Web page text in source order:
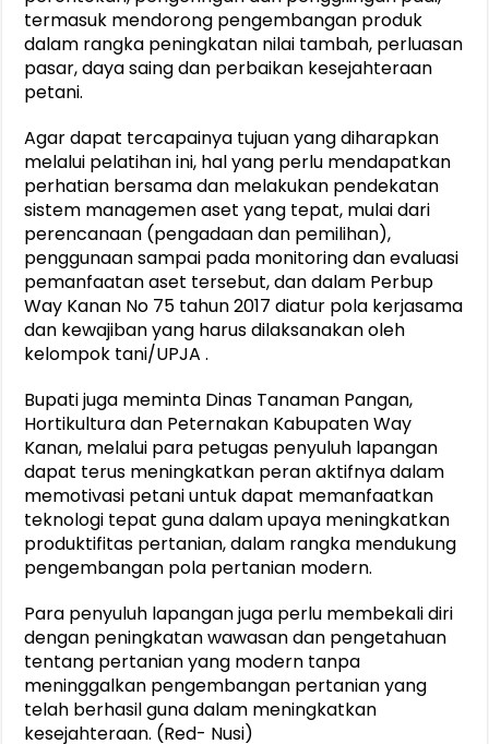
termasuk mendorong pengembangan produk
dalam rangka peningkatan nilai tambah, perluasan
pasar, daya saing dan perbaikan kesejahteraan
petani.
Agar dapat tercapainya tujuan yang diharapkan
melalui pelatihan ini, hal yang perlu mendapatkan
perhatian bersama dan melakukan pendekatan
sistem managemen aset yang tepat, mulai dari
perencanaan (pengadaan dan pemilihan),
penggunaan sampai pada monitoring dan evaluasi
pemanfaatan aset tersebut, dan dalam Perbup
Way Kanan No 75 tahun 2017 diatur pola kerjasama
dan kewajiban yang harus dilaksanakan oleh
kelompok tani/UPJA .
Bupati juga meminta Dinas Tanaman Pangan,
Hortikultura dan Peternakan Kabupaten Way
Kanan, melalui para petugas penyuluh lapangan
dapat terus meningkatkan peran aktifnya dalam
memotivasi petani untuk dapat memanfaatkan
teknologi tepat guna dalam upaya meningkatkan
produktifitas pertanian, dalam rangka mendukung
pengembangan pola pertanian modern.
Para penyuluh lapangan juga perlu membekali diri
dengan peningkatan wawasan dan pengetahuan
tentang pertanian yang modern tanpa
meninggalkan pengembangan pertanian yang
telah berhasil guna dalam meningkatkan
kesejahteraan. (Red- Nusi)